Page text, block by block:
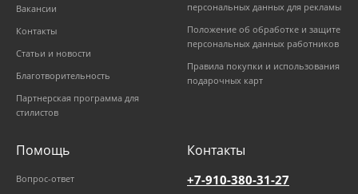
Вакансии
Контакты
Статьи и новости
Благотворительность
Партнерская программа для
стилистов
персональных данных для рекламы
Положение об обработке и защите
персональных данных работников
Правила покупки и использования
подарочных карт
Помощь
Вопрос-ответ
Контакты
+7-910-380-31-27